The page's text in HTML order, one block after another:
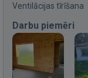
Ventilācijas tīrīšana
Darbu piemēri